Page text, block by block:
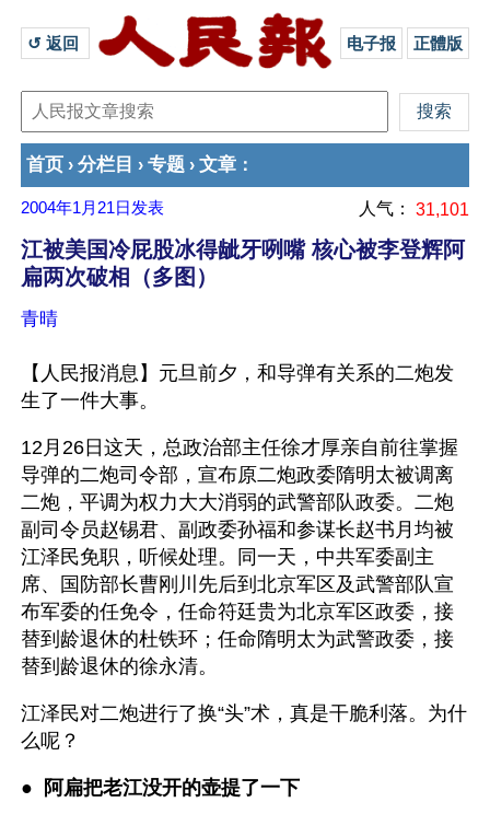
↺ 返回 电子报 正體版
首页 › 分栏目 › 专题 › 文章 ：
2004年1月21日 发表 人气： 31,101
江被美国冷屁股冰得龇牙咧嘴 核心被李登辉阿
扁两次破相（多图）
青晴
【人民报消息】元旦前夕，和导弹有关系的二炮发
生了一件大事。
12月26日这天，总政治部主任徐才厚亲自前往掌握
导弹的二炮司令部，宣布原二炮政委隋明太被调离
二炮，平调为权力大大消弱的武警部队政委。二炮
副司令员赵锡君、副政委孙福和参谋长赵书月均被
江泽民免职，听候处理。同一天，中共军委副主
席、国防部长曹刚川先后到北京军区及武警部队宣
布军委的任免令，任命符廷贵为北京军区政委，接
替到龄退休的杜铁环；任命隋明太为武警政委，接
替到龄退休的徐永清。
江泽民对二炮进行了换“头”术，真是干脆利落。为什
么呢？
● 阿扁把老江没开的壶提了一下